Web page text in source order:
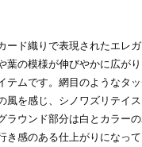
ード織りで表現されたエレ
葉の模様が伸びやかに広が
テムです。網目のようなタ
風を感じ、シノワズリテイ
ラウンド部分は白とカラー
き感のある仕上がりになっ